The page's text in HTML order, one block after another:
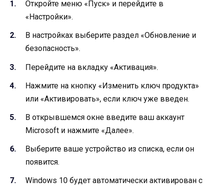
Откройте меню «Пуск» и перейдите в
«Настройки».
В настройках выберите раздел «Обновление и
безопасность».
Перейдите на вкладку «Активация».
Нажмите на кнопку «Изменить ключ продукта»
или «Активировать», если ключ уже введен.
В открывшемся окне введите ваш аккаунт
Microsoft и нажмите «Далее».
Выберите ваше устройство из списка, если он
появится.
Windows 10 будет автоматически активирован с